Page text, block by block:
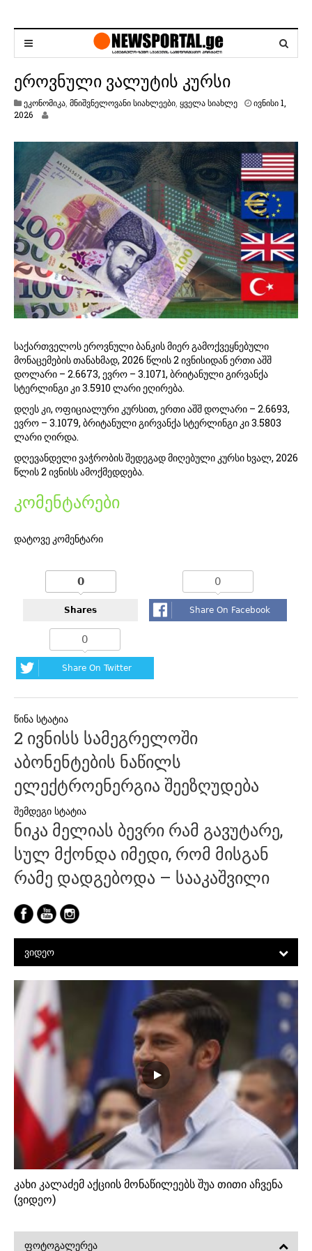
ეროვნული ვალუტის კურსი
ეკონომიკა მნიშვნელოვანი სიახლეები ყველა სიახლე
ივნისი 1,
2026ი
ი
1
,
0
2
6
საქართველოს ეროვნული ბანკის მიერ გამოქვეყნებული
მონაცემების თანახმად, 2026 წლის 2 ივნისიდან ერთი აშშ
დოლარი – 2.6673, ევრო – 3.1071, ბრიტანული გირვანქა
სტერლინგი კი 3.5910 ლარი ეღირება.
დღეს კი, ოფიციალური კურსით, ერთი აშშ დოლარი – 2.6693,
ევრო – 3.1079, ბრიტანული გირვანქა სტერლინგი კი 3.5803
ლარი ღირდა.
დღევანდელი ვაჭრობის შედეგად მიღებული კურსი ხვალ, 2026
წლის 2 ივნისს ამოქმედდება.
კომენტარები
დატოვე კომენტარი
0
Shares
0
Share On Facebook
0
Share On Twitter
პოსტის
ნავიგაცია
2 ივნისს სამეგრელოში
აბონენტების ნაწილს
ელექტროენერგია შეეზღუდება
ნიკა მელიას ბევრი რამ გავუტარე,
სულ მქონდა იმედი, რომ მისგან
რამე დადგებოდა – სააკაშვილი
ᲕᲘᲓᲔᲝ
კახი კალაძემ აქციის მონაწილეებს შუა თითი აჩვენა
(ვიდეო)
ᲤᲝᲢᲝᲒᲐᲚᲔᲠᲔᲐ